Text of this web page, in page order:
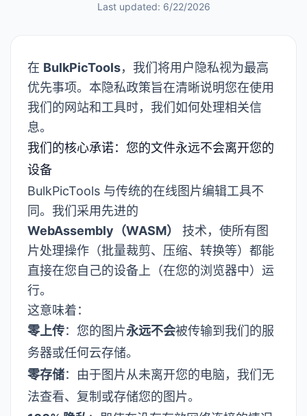
Last updated: 6/22/2026
在 BulkPicTools，我们将用户隐私视为最高
优先事项。本隐私政策旨在清晰说明您在使用
我们的网站和工具时，我们如何处理相关信
息。
我们的核心承诺：您的文件永远不会离开您的
设备
BulkPicTools 与传统的在线图片编辑工具不
同。我们采用先进的
WebAssembly（WASM）
技术，使所有图
片处理操作（批量裁剪、压缩、转换等）都能
直接在您自己的设备上（在您的浏览器中）运
行。
这意味着：
零上传：您的图片永远不会被传输到我们的服
务器或任何云存储。
零存储：由于图片从未离开您的电脑，我们无
法查看、复制或存储您的图片。